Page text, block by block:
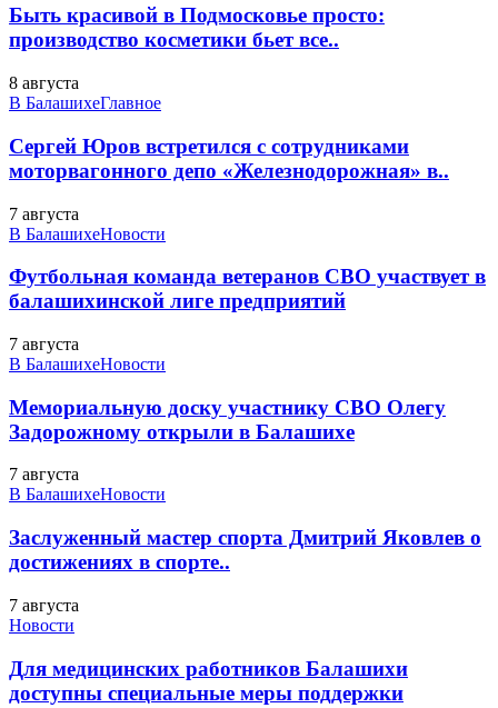
Быть красивой в Подмосковье просто:
производство косметики бьет все..
8 августа
В БалашихеГлавное
Сергей Юров встретился с сотрудниками
моторвагонного депо «Железнодорожная» в..
7 августа
В БалашихеНовости
Футбольная команда ветеранов СВО участвует в
балашихинской лиге предприятий
7 августа
В БалашихеНовости
Мемориальную доску участнику СВО Олегу
Задорожному открыли в Балашихе
7 августа
В БалашихеНовости
Заслуженный мастер спорта Дмитрий Яковлев о
достижениях в спорте..
7 августа
Новости
Для медицинских работников Балашихи
доступны специальные меры поддержки